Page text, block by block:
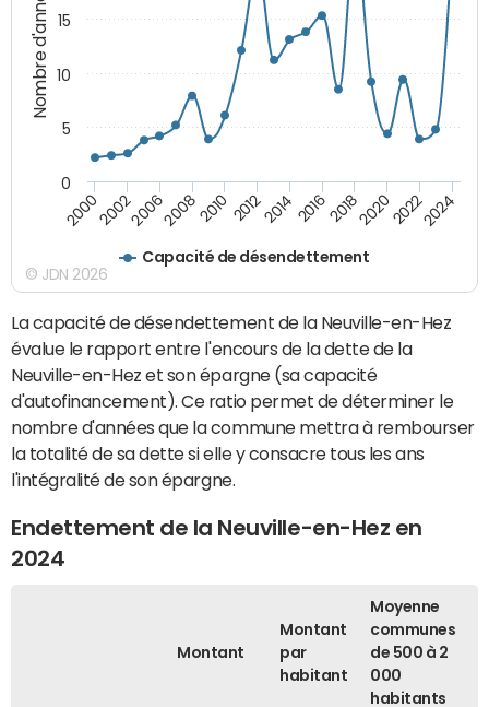
Nombre d'années
Capacité de désendettement
20002002200620082010 2012201420162018202020222024
0
5
10
15
© JDN 2026
La capacité de désendettement de la Neuville-en-Hez
évalue le rapport entre l'encours de la dette de la
Neuville-en-Hez et son épargne (sa capacité
d'autofinancement). Ce ratio permet de déterminer le
nombre d'années que la commune mettra à rembourser
la totalité de sa dette si elle y consacre tous les ans
l'intégralité de son épargne.
Endettement de la Neuville-en-Hez en
2024
Montant
Montant
par
habitant
Moyenne
communes
de 500 à 2
000
habitants